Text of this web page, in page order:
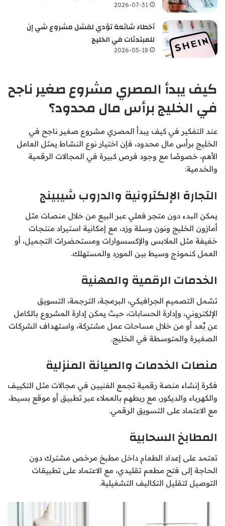
2026-07-31
أخطاء شائعة تؤدي لفشل مشروع شي إن
للمبتدئات في الخليج
2026-05-18
كيف يبدأ المصري مشروع صغير ناجح
في الخليج برأس مال محدود؟
عند التفكير في كيف يبدأ المصري مشروع صغير ناجح في
الخليج برأس مال محدود، فإن اختيار نوع النشاط يمثل العامل
الأهم، خصوصًا مع وجود فرص كبيرة في المجالات الرقمية
والخدمية:
التجارة الإلكترونية والدروب شيبينج
يمكن البدء دون متجر فعلي عبر البيع من خلال منصات مثل
أمازون الخليج ونون وسلة وزد، مع إمكانية استيراد منتجات
خفيفة مثل الملابس والإكسسوارات ومستحضرات التجميل، أو
العمل كنموذج وسيط بين المورد والمستهلك.
الخدمات الرقمية والمهنية
تشمل التصميم الجرافيكي، البرمجة، الترجمة، التسويق
الإلكتروني، وإدارة الحسابات، حيث يمكن إدارة المشروع بالكامل
عن بُعد أو من خلال مساحات عمل مشتركة، واستهداف الشركات
الصغيرة والمتوسطة في الخليج.
منصات الخدمات والصيانة المنزلية
فكرة إنشاء منصة رقمية تجمع الفنيين في مجالات مثل التكييف
والكهرباء والديكور، مع ربطهم بالعملاء عبر تطبيق أو موقع بسيط،
مع الاعتماد على التسويق الرقمي.
المطابخ السحابية
تعتمد على إعداد الطعام داخل مطبخ مرخص مشترك دون
الحاجة إلى فتح مطعم تقليدي، مع الاعتماد على تطبيقات
التوصيل لتقليل التكاليف التشغيلية.